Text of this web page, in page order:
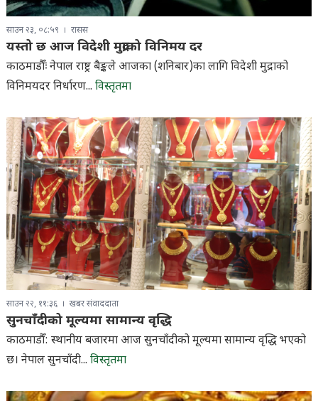
साउन २३, ०८:५९ रासस
यस्तो छ आज विदेशी मुद्राको विनिमय दर
काठमाडौँः नेपाल राष्ट्र बैङ्कले आजका (शनिबार)का लागि विदेशी मुद्राको
विनिमयदर निर्धारण... विस्तृतमा
साउन २२, ११:३६ खबर संवाददाता
सुनचाँदीको मूल्यमा सामान्य वृद्धि
काठमाडौँ: स्थानीय बजारमा आज सुनचाँदीको मूल्यमा सामान्य वृद्धि भएको
छ। नेपाल सुनचाँदी... विस्तृतमा